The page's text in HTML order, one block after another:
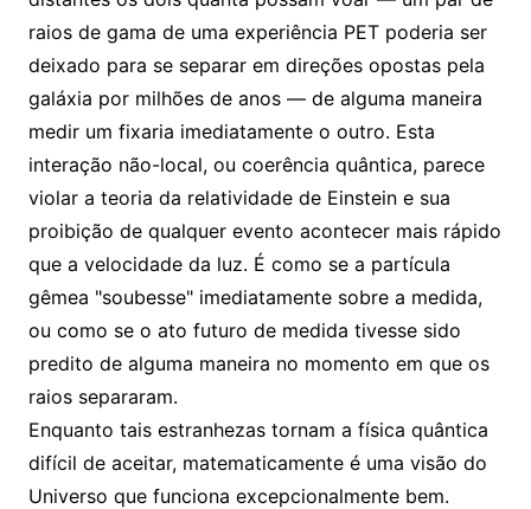
raios de gama de uma experiência PET poderia ser
deixado para se separar em direções opostas pela
galáxia por milhões de anos — de alguma maneira
medir um fixaria imediatamente o outro. Esta
interação não-local, ou coerência quântica, parece
violar a teoria da relatividade de Einstein e sua
proibição de qualquer evento acontecer mais rápido
que a velocidade da luz. É como se a partícula
gêmea "soubesse" imediatamente sobre a medida,
ou como se o ato futuro de medida tivesse sido
predito de alguma maneira no momento em que os
raios separaram.
Enquanto tais estranhezas tornam a física quântica
difícil de aceitar, matematicamente é uma visão do
Universo que funciona excepcionalmente bem.